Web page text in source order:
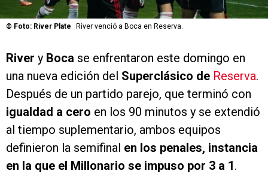
© Foto: River Plate River venció a Boca en Reserva.
River y Boca se enfrentaron este domingo en
una nueva edición del Superclásico de Reserva.
Después de un partido parejo, que terminó con
igualdad a cero en los 90 minutos y se extendió
al tiempo suplementario, ambos equipos
definieron la semifinal en los penales, instancia
en la que el Millonario se impuso por 3 a 1 .